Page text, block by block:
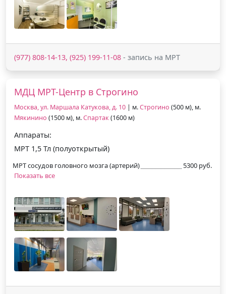
(977) 808-14-13, (925) 199-11-08 - запись на МРТ
МДЦ МРТ-Центр в Строгино
Москва, ул. Маршала Катукова, д. 10 | м.Строгино (500 м), м.
Мякинино (1500 м), м.Спартак(1600 м)
Аппараты:
МРТ 1,5 Тл (полуоткрытый)
МРТ сосудов головного мозга (артерий)
5300 руб.
Показать все